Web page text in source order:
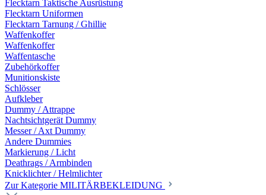
Flecktarn Taktische Ausrüstung
Flecktarn Uniformen
Flecktarn Tarnung / Ghillie
Waffenkoffer
Waffenkoffer
Waffentasche
Zubehörkoffer
Munitionskiste
Schlösser
Aufkleber
Dummy / Attrappe
Nachtsichtgerät Dummy
Messer / Axt Dummy
Andere Dummies
Markierung / Licht
Deathrags / Armbinden
Knicklichter / Helmlichter
Zur Kategorie MILITÄRBEKLEIDUNG